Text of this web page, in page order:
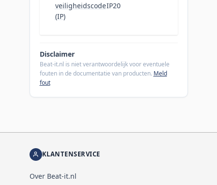
veiligheidscode
(IP)
IP20
Disclaimer
Beat-it.nl is niet verantwoordelijk voor eventuele
fouten in de documentatie van producten. Meld
fout
KLANTENSERVICE
Over Beat-it.nl